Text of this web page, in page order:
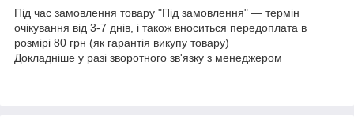
Під час замовлення товару "Під замовлення" — термін
очікування від 3-7 днів, і також вноситься передоплата в
розмірі 80 грн (як гарантія викупу товару)
Докладніше у разі зворотного зв'язку з менеджером